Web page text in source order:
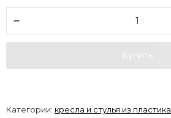
Купить
Категории: кресла и стулья из пластика